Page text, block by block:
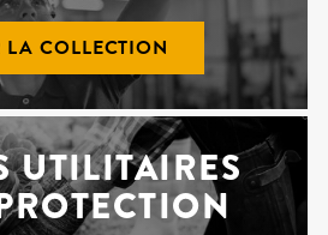
COLLECTION
UTILITAIRES